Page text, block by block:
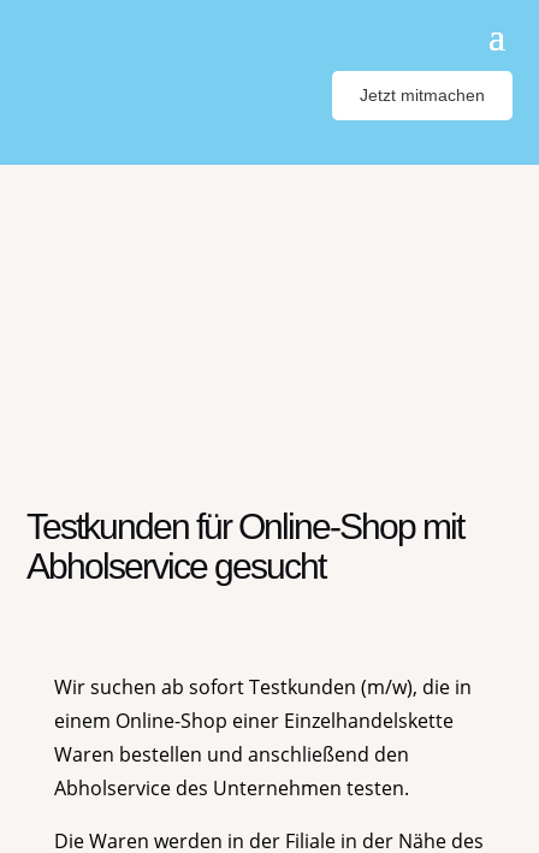
Jetzt mitmachen
Testkunden für Online-Shop mit
Abholservice gesucht
Wir suchen ab sofort Testkunden (m/w), die in
einem Online-Shop einer Einzelhandelskette
Waren bestellen und anschließend den
Abholservice des Unternehmen testen.
Die Waren werden in der Filiale in der Nähe des